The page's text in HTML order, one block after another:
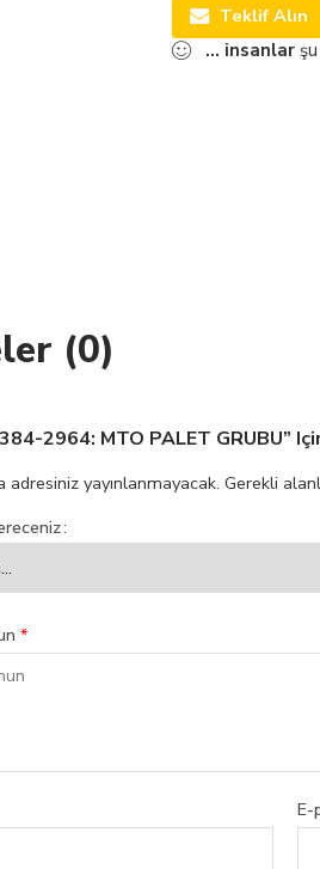
Teklif Alın
... insanlar
(0)
2964: MTO PALET GRUBU”
adresiniz yayınlanmayacak. Gerekli
*
E-